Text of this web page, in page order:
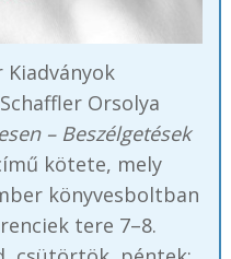
Kiadványok
Orsolya
– Beszélgetések
kötete, mely
könyvesboltban
tere 7–8.